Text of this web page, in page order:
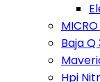
Baja
Hpi